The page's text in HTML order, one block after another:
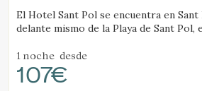
El Hotel Sant Pol se encuentra en Sant
delante mismo de la Playa de Sant Pol,
1 noche desde
107€